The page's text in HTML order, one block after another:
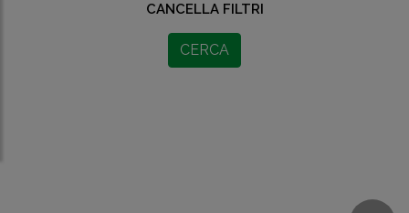
CANCELLA FILTRI
CERCA